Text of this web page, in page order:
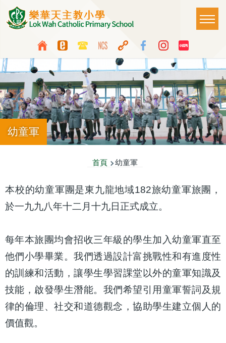
移至主內容
Top
Media
Button
Language
switcher
Main
幼童軍
航
連
結
首頁 幼童軍
本校的幼童軍團是東九龍地域182旅幼童軍旅團，
於一九九八年十二月十九日正式成立。
每年本旅團均會招收三年級的學生加入幼童軍直至
他們小學畢業。我們透過設計富挑戰性和有進度性
的訓練和活動，讓學生學習課堂以外的童軍知識及
技能，啟發學生潛能。我們希望引用童軍誓詞及規
律的倫理、社交和道德觀念，協助學生建立個人的
價值觀。